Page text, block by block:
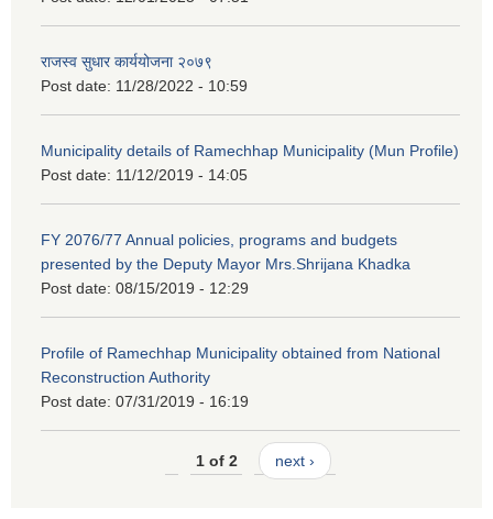
राजस्व सुधार कार्ययोजना २०७९
Post date: 11/28/2022 - 10:59
Municipality details of Ramechhap Municipality (Mun Profile)
Post date: 11/12/2019 - 14:05
FY 2076/77 Annual policies, programs and budgets
presented by the Deputy Mayor Mrs.Shrijana Khadka
Post date: 08/15/2019 - 12:29
Profile of Ramechhap Municipality obtained from National
Reconstruction Authority
Post date: 07/31/2019 - 16:19
1 of 2 next ›